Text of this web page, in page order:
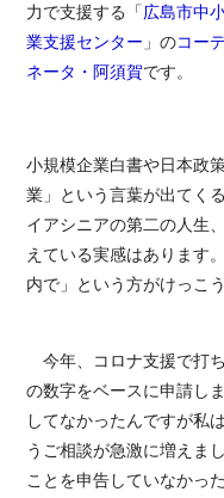
力で支援する「広島市中
業支援センター 」のコー
ネータ・阿須賀です。
小規模企業白書や日本政
業」という言葉が出てく
イアシニアの第二の人生
えている実感はあります
内で」という方がけっこ
今年、コロナ支援で打
の数字をベースに申請し
してなかったんですが私
うご相談が急激に増えま
ことを申告していなかっ